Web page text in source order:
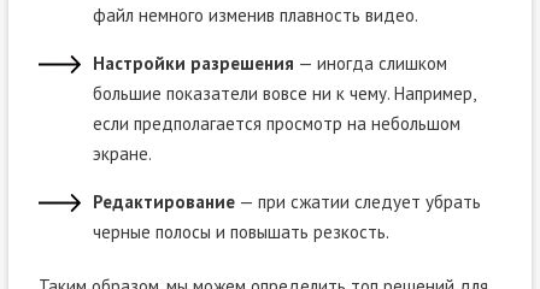
файл немного изменив плавность видео.
Настройки разрешения — иногда слишком
большие показатели вовсе ни к чему. Например,
если предполагается просмотр на небольшом
экране.
Редактирование— при сжатии следует убрать
черные полосы и повышать резкость.